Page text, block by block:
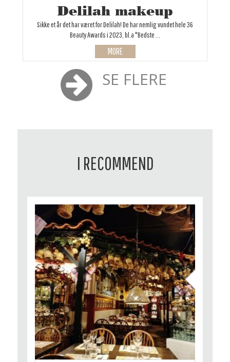
Delilah makeup
Sikke et år det har været for Delilah! De har nemlig vundet hele 36
Beauty Awards i 2023, bl.a "Bedste ...
MORE
SE FLERE
I RECOMMEND